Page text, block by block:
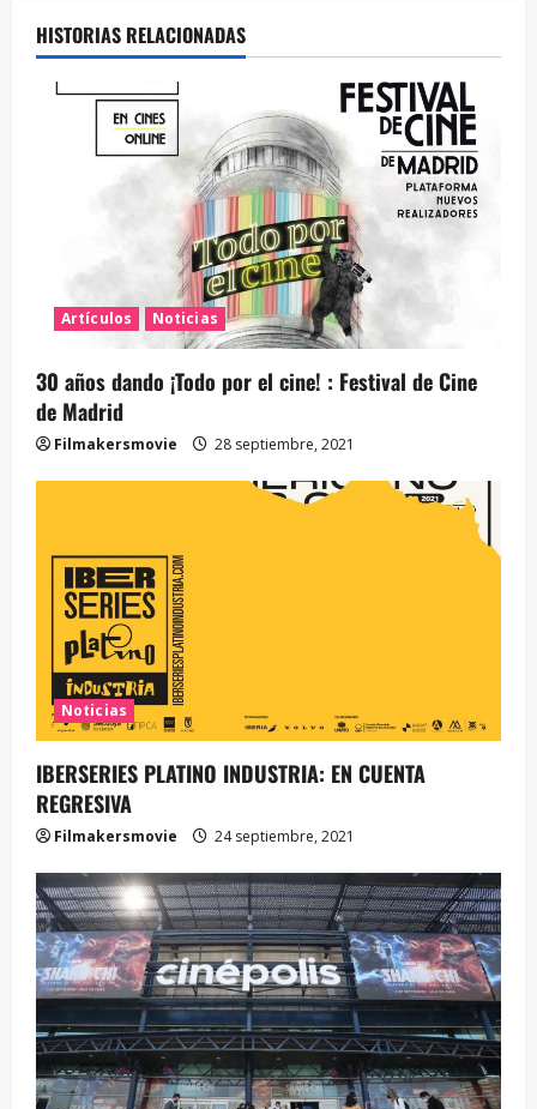
HISTORIAS RELACIONADAS
Artículos Noticias
30 años dando ¡Todo por el cine! : Festival de Cine
de Madrid
Filmakersmovie 28 septiembre, 2021
Noticias
IBERSERIES PLATINO INDUSTRIA: EN CUENTA
REGRESIVA
Filmakersmovie 24 septiembre, 2021